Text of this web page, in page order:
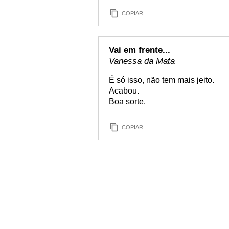
COPIAR
Vai em frente...
Vanessa da Mata
É só isso, não tem mais jeito.
Acabou.
Boa sorte.
COPIAR